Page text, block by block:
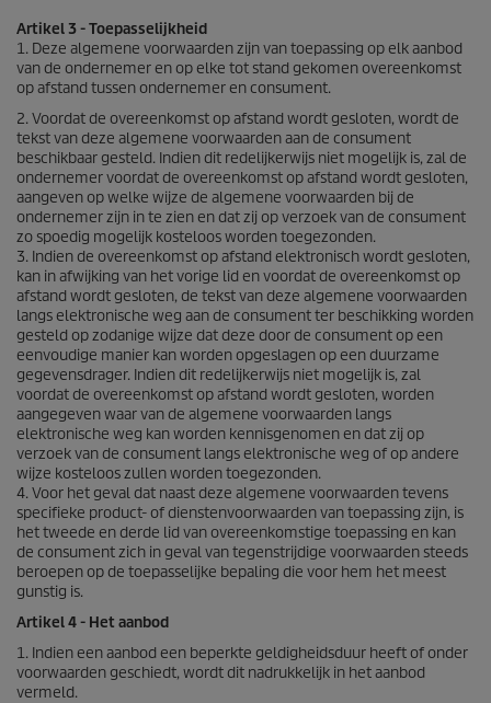
Artikel 3 - Toepasselijkheid
1. Deze algemene voorwaarden zijn van toepassing op elk aanbod
van de ondernemer en op elke tot stand gekomen overeenkomst
op afstand tussen ondernemer en consument.
2. Voordat de overeenkomst op afstand wordt gesloten, wordt de
tekst van deze algemene voorwaarden aan de consument
beschikbaar gesteld. Indien dit redelijkerwijs niet mogelijk is, zal de
ondernemer voordat de overeenkomst op afstand wordt gesloten,
aangeven op welke wijze de algemene voorwaarden bij de
ondernemer zijn in te zien en dat zij op verzoek van de consument
zo spoedig mogelijk kosteloos worden toegezonden.
3. Indien de overeenkomst op afstand elektronisch wordt gesloten,
kan in afwijking van het vorige lid en voordat de overeenkomst op
afstand wordt gesloten, de tekst van deze algemene voorwaarden
langs elektronische weg aan de consument ter beschikking worden
gesteld op zodanige wijze dat deze door de consument op een
eenvoudige manier kan worden opgeslagen op een duurzame
gegevensdrager. Indien dit redelijkerwijs niet mogelijk is, zal
voordat de overeenkomst op afstand wordt gesloten, worden
aangegeven waar van de algemene voorwaarden langs
elektronische weg kan worden kennisgenomen en dat zij op
verzoek van de consument langs elektronische weg of op andere
wijze kosteloos zullen worden toegezonden.
4. Voor het geval dat naast deze algemene voorwaarden tevens
specifieke product- of dienstenvoorwaarden van toepassing zijn, is
het tweede en derde lid van overeenkomstige toepassing en kan
de consument zich in geval van tegenstrijdige voorwaarden steeds
beroepen op de toepasselijke bepaling die voor hem het meest
gunstig is.
Artikel 4 - Het aanbod
1. Indien een aanbod een beperkte geldigheidsduur heeft of onder
voorwaarden geschiedt, wordt dit nadrukkelijk in het aanbod
vermeld.